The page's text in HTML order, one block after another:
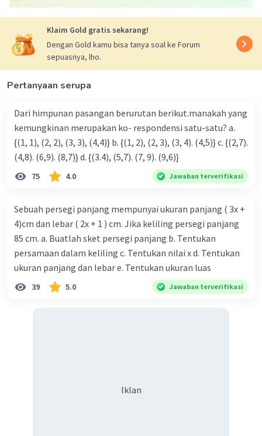
Dalam pilihan jawaban yang diberikan, persamaan
kuadrat adalah persamaan yang memiliki suku x^2.
Pilihan jawaban yang benar adalah:
- Persamaan (1): 2x^2 + 3x - 5 = 0 adalah persamaan
kuadrat karena memiliki suku x^2.
- Persamaan (2): x^2 - 4x + 4 = 0 juga merupakan
persamaan kuadrat karena memiliki suku x^2.
Pilihan jawaban lainnya tidak termasuk persamaan
Beri Rating·0.0(0) Balas
Klaim Gold gratis sekarang!
Dengan Gold kamu bisa tanya soal ke Forum
sepuasnya, lho.
Pertanyaan serupa
Dari himpunan pasangan berurutan berikut.manakah yang
kemungkinan merupakan ko- respondensi satu-satu? a.
{(1, 1), (2, 2), (3, 3), (4,4)} b. {(1, 2), (2, 3), (3, 4). (4,5)} c. {(2,7).
(4,8). (6,9). (8,7)} d. {(3.4), (5,7). (7, 9). (9,6)}
75 4.0 Jawaban terverifikasi
Sebuah persegi panjang mempunyai ukuran panjang ( 3x +
4)cm dan lebar ( 2x + 1 ) cm. Jika keliling persegi panjang
85 cm. a. Buatlah sket persegi panjang b. Tentukan
persamaan dalam keliling c. Tentukan nilai x d. Tentukan
ukuran panjang dan lebar e. Tentukan ukuran luas
39 5.0 Jawaban terverifikasi
Iklan